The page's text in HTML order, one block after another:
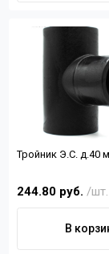
Тройник Э.С. д.40
244.80 руб. /шт.
В